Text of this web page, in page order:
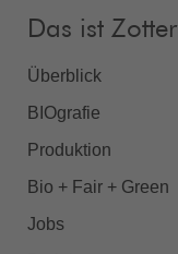
Das ist Zotter
Überblick
BIOgrafie
Produktion
Bio + Fair + Green
Jobs